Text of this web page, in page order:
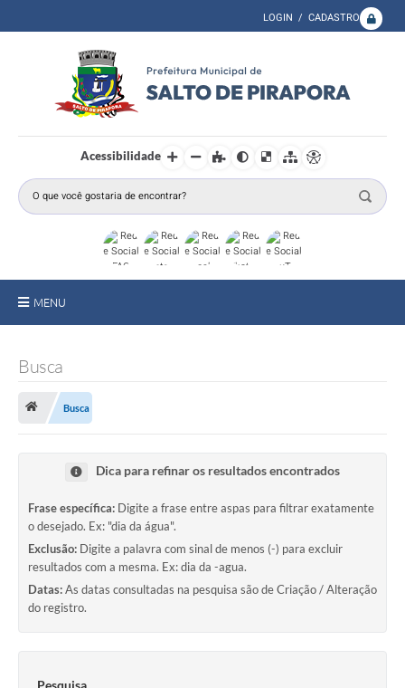
LOGIN / CADASTRO
Acessibilidade
MENU
Licitação e Compras
Legislação
Doação de Animais
Deca Municipal
Formulários
Carta de Serviços
Busca
Busca
Dica para refinar os resultados encontrados
Frase específica: Digite a frase entre aspas para filtrar exatamente
o desejado. Ex: "dia da água".
Exclusão: Digite a palavra com sinal de menos (-) para excluir
resultados com a mesma. Ex: dia da -agua.
Datas:As datas consultadas na pesquisa são de Criação / Alteração
do registro.